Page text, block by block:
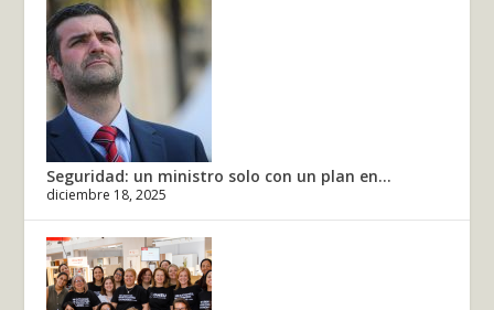
Seguridad: un ministro solo con un plan en...
diciembre 18, 2025